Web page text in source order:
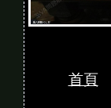
首頁